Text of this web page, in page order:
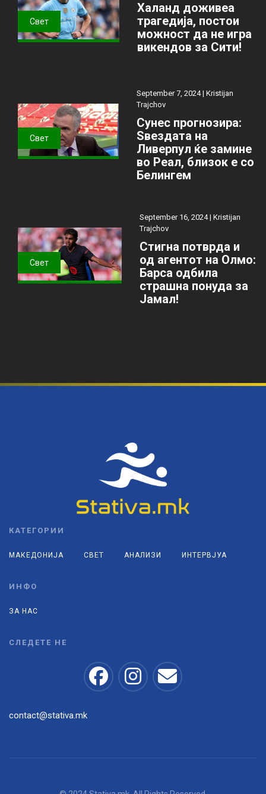
Свет
Халанд доживеа
трагедија, постои
можност да не игра
викендов за Сити!
Свет
September 7, 2024 | Kristijan
Trajchov
Сунес прогнозира:
Ѕвездата на
Ливерпул ќе замине
во Реал, близок е со
Белингем
Свет
September 16, 2024 | Kristijan
Trajchov
Стигна потврда и
од агентот на Олмо:
Барса одбила
страшна понуда за
Јамал!
КАТЕГОРИИ
МАКЕДОНИЈА СВЕТ АНАЛИЗИ ИНТЕРВЈУА
ИНФО
ЗА НАС
СЛЕДЕТЕ НЕ
contact@stativa.mk